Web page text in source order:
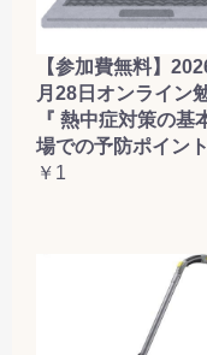
【参加費無料】
月28日オンライン
『 熱中症対策の基
場での予防ポイント
￥1